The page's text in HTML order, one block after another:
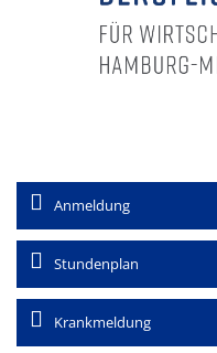
Anmeldung
Stundenplan
Krankmeldung